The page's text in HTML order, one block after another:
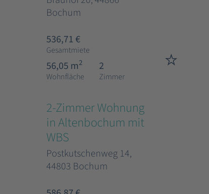
Bochum
536,71 €
Gesamtmiete
56,05 m2
Wohnfläche
2
Zimmer
2-Zimmer Wohnung
in Altenbochum mit
WBS
Postkutschenweg 14,
44803 Bochum